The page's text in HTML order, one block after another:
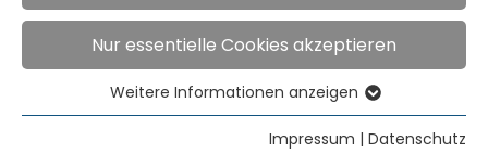
Texbevfra Consult Ltd.
9th Floor Bruce House
Standard Street
Nairobi
Nur essentielle Cookies akzeptieren
Essentielle Cookies
Essentielle Cookies werden für grundlegende
Weitere Informationen anzeigen
Impressum | Datenschutz